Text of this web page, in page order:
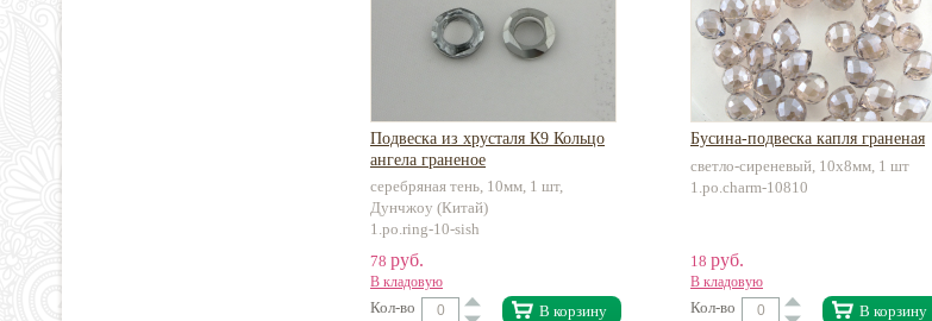
Подвеска из хрусталя К9 Кольцо
ангела граненое
серебряная тень, 10мм, 1 шт,
Дунчжоу (Китай)
1.po.ring-10-sish
78 руб.
В кладовую
Кол-во В корзину
Бусина-подвеска капля граненая
светло-сиреневый, 10х8мм, 1 шт
1.po.charm-10810
18 руб.
В кладовую
Кол-во В корзину